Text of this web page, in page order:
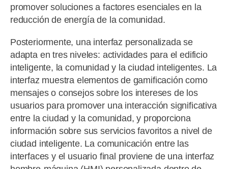
promover soluciones a factores esenciales en la
reducción de energía de la comunidad.
Posteriormente, una interfaz personalizada se
adapta en tres niveles: actividades para el edificio
inteligente, la comunidad y la ciudad inteligentes. La
interfaz muestra elementos de gamificación como
mensajes o consejos sobre los intereses de los
usuarios para promover una interacción significativa
entre la ciudad y la comunidad, y proporciona
información sobre sus servicios favoritos a nivel de
ciudad inteligente. La comunicación entre las
interfaces y el usuario final proviene de una interfaz